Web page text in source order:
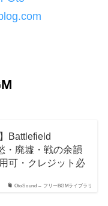
OtoSound – フリーBGMライブラリ
Battlefield
・廃墟・戦の余韻
可・クレジット必